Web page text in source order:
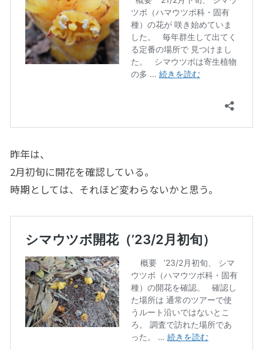
昨年は、
2月初旬に開花を確認している。
時期としては、それほど変わらないかと思う。